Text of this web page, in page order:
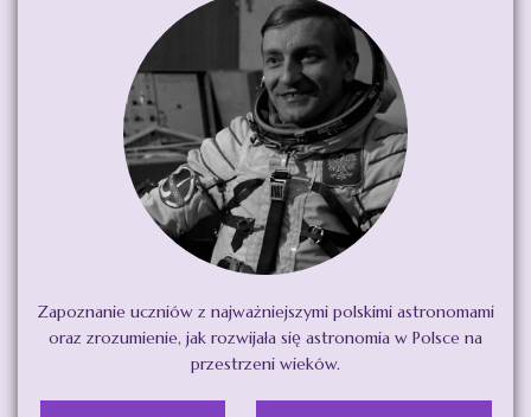
Zapoznanie uczniów z najważniejszymi polskimi astronomami
oraz zrozumienie, jak rozwijała się astronomia w Polsce na
przestrzeni wieków.